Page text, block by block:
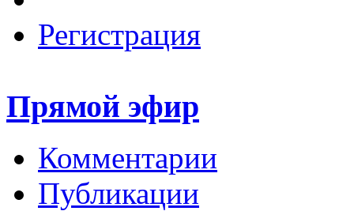
Регистрация
Прямой эфир
Комментарии
Публикации